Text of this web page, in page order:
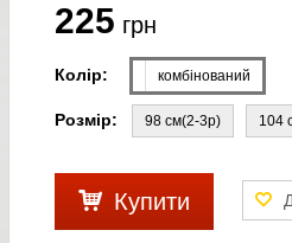
225 грн
Колір: комбінований
Розмір: 98 см(2-3р) 104
Купити